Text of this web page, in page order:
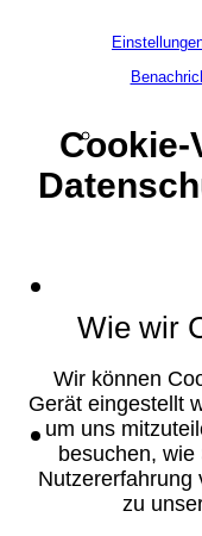
Cookie-
Wie wir
Wir können
Gerät eingestellt
um uns
besuchen,
Nutzererfahrung
zu